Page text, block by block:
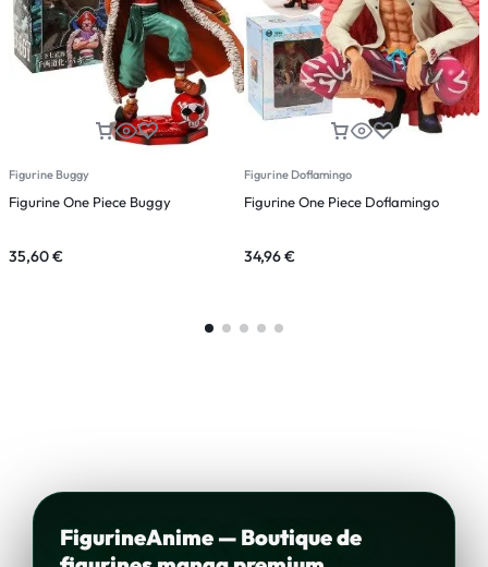
Figurine Buggy
Figurine One Piece Buggy
35,60€
Figurine Doflamingo
Figurine One Piece Doflamingo
34,96€
FigurineAnime — Boutique de